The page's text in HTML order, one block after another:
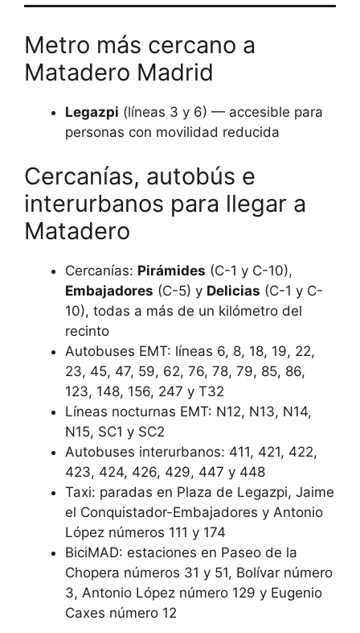
Metro más cercano a
Matadero Madrid
Legazpi (líneas 3 y 6) — accesible para
personas con movilidad reducida
Cercanías, autobús e
interurbanos para llegar a
Matadero
Cercanías: Pirámides (C-1 y C-10),
Embajadores (C-5) y Delicias (C-1 y C-
10), todas a más de un kilómetro del
recinto
Autobuses EMT: líneas 6, 8, 18, 19, 22,
23, 45, 47, 59, 62, 76, 78, 79, 85, 86,
123, 148, 156, 247 y T32
Líneas nocturnas EMT: N12, N13, N14,
N15, SC1 y SC2
Autobuses interurbanos: 411, 421, 422,
423, 424, 426, 429, 447 y 448
Taxi: paradas en Plaza de Legazpi, Jaime
el Conquistador-Embajadores y Antonio
López números 111 y 174
BiciMAD: estaciones en Paseo de la
Chopera números 31 y 51, Bolívar número
3, Antonio López número 129 y Eugenio
Caxes número 12